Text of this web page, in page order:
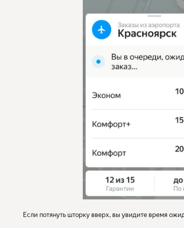
Если потянуть шторку вверх, вы увидите время